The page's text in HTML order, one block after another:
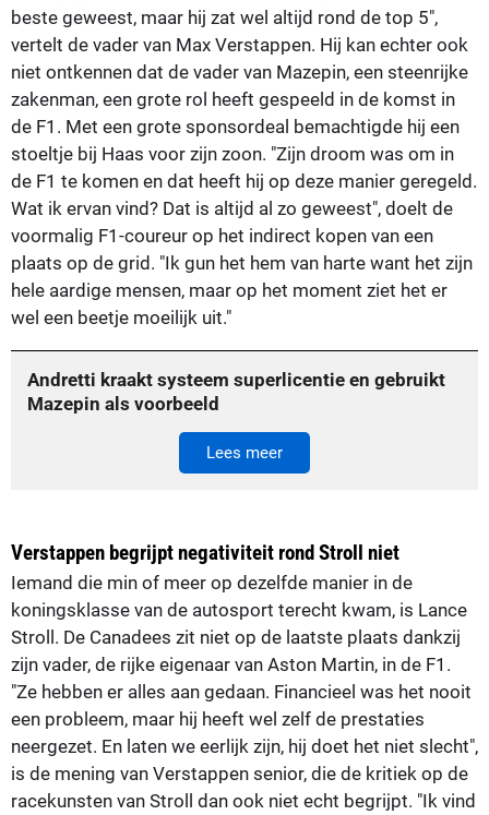
beste geweest, maar hij zat wel altijd rond de top 5",
vertelt de vader van Max Verstappen. Hij kan echter ook
niet ontkennen dat de vader van Mazepin, een steenrijke
zakenman, een grote rol heeft gespeeld in de komst in
de F1. Met een grote sponsordeal bemachtigde hij een
stoeltje bij Haas voor zijn zoon. "Zijn droom was om in
de F1 te komen en dat heeft hij op deze manier geregeld.
Wat ik ervan vind? Dat is altijd al zo geweest", doelt de
voormalig F1-coureur op het indirect kopen van een
plaats op de grid. "Ik gun het hem van harte want het zijn
hele aardige mensen, maar op het moment ziet het er
wel een beetje moeilijk uit."
Andretti kraakt systeem superlicentie en gebruikt
Mazepin als voorbeeld
Lees meer
Verstappen begrijpt negativiteit rond Stroll niet
Iemand die min of meer op dezelfde manier in de
koningsklasse van de autosport terecht kwam, is Lance
Stroll. De Canadees zit niet op de laatste plaats dankzij
zijn vader, de rijke eigenaar van Aston Martin, in de F1.
"Ze hebben er alles aan gedaan. Financieel was het nooit
een probleem, maar hij heeft wel zelf de prestaties
neergezet. En laten we eerlijk zijn, hij doet het niet slecht",
is de mening van Verstappen senior, die de kritiek op de
racekunsten van Stroll dan ook niet echt begrijpt. "Ik vind